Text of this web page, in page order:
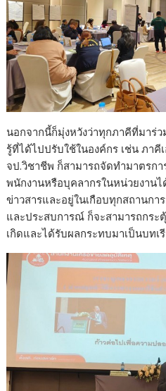
นอกจากนี้ก็มุ่งหวังว่าทุกภาคีที่มาร่
รู้ที่ได้ไปปรับใช้ในองค์กร เช่น ภา
จป.วิชาชีพ ก็สามารถจัดทำมาตรก
พนักงานหรือบุคลากรในหน่วยงาน
ข่าวสารและอยู่ในเกือบทุกสถานก
และประสบการณ์ ก็จะสามารถกระ
เกิดและได้รับผลกระทบมาเป็นบทเ